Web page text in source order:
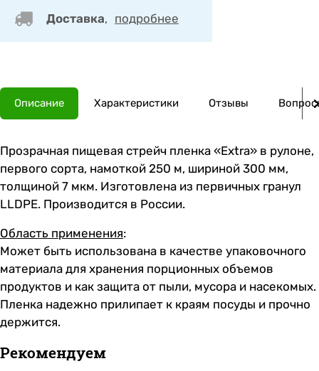
Доставка, подробнее
Описание Характеристики Отзывы
Прозрачная пищевая стрейч пленка «Extra» в рулоне,
первого сорта, намоткой 250 м, шириной 300 мм,
толщиной 7 мкм. Изготовлена из первичных гранул
LLDPE. Производится в России.
Область применения:
Может быть использована в качестве упаковочного
материала для хранения порционных объемов
продуктов и как защита от пыли, мусора и насекомых.
Пленка надежно прилипает к краям посуды и прочно
держится.
Рекомендуем